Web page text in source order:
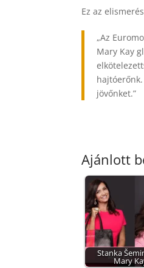
Ez az
„Az
Mary Kay
jövőnket.”
Ajánlott
Stanka
Mary